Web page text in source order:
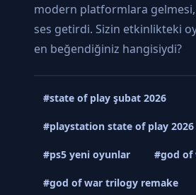
modern platformlara
ses getirdi. Sizin etkinlikteki
en beğendiğiniz hangisiydi?
#state of play şubat 2026
#playstation state of play 2026
#ps5 yeni oyunlar #god of
#god of war trilogy remake